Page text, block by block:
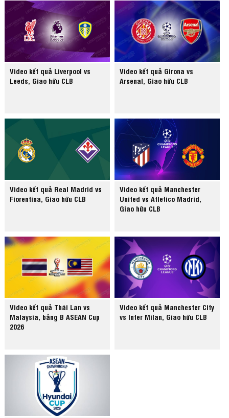
Video kết quả Liverpool vs
Leeds, Giao hữu CLB
Video kết quả Girona vs
Arsenal, Giao hữu CLB
Video kết quả Real Madrid vs
Fiorentina, Giao hữu CLB
Video kết quả Manchester
United vs Atletico Madrid,
Giao hữu CLB
Video kết quả Thái Lan vs
Malaysia, bảng B ASEAN Cup
2026
Video kết quả Manchester City
vs Inter Milan, Giao hữu CLB